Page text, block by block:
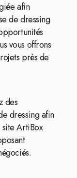
afin
de dressing
vous offrons
près de
des
dressing afin
ArtiBox